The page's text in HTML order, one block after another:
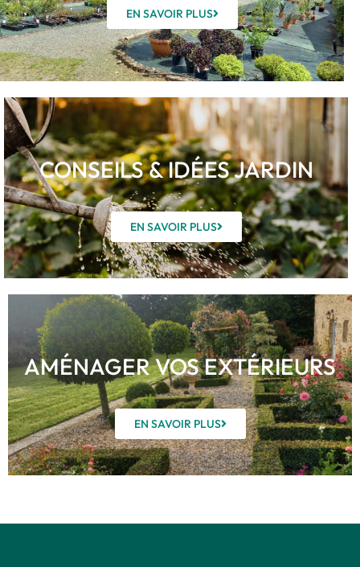
EN SAVOIR PLUS
CONSEILS & IDÉES JARDIN
EN SAVOIR PLUS
AMÉNAGER VOS EXTÉRIEURS
EN SAVOIR PLUS